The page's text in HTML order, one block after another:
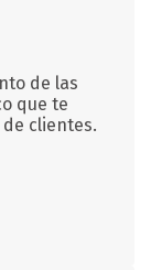
de las
que te
clientes.